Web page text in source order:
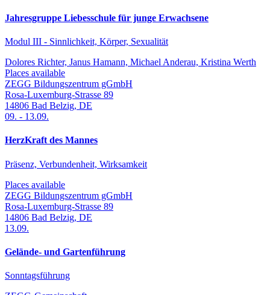
Jahresgruppe Liebesschule für junge Erwachsene
Modul III - Sinnlichkeit, Körper, Sexualität
Dolores Richter, Janus Hamann, Michael Anderau, Kristina Werth
Places available
ZEGG Bildungszentrum gGmbH
Rosa-Luxemburg-Strasse 89
14806 Bad Belzig, DE
09. - 13.09.
HerzKraft des Mannes
Präsenz, Verbundenheit, Wirksamkeit
Places available
ZEGG Bildungszentrum gGmbH
Rosa-Luxemburg-Strasse 89
14806 Bad Belzig, DE
13.09.
Gelände- und Gartenführung
Sonntagsführung